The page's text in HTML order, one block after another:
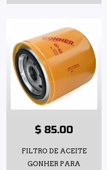
$ 85.00
FILTRO DE ACEITE
GONHER PARA